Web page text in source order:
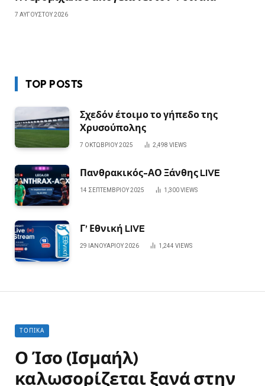
7 ΑΥΓΟΎΣΤΟΥ 2026
TOP POSTS
Σχεδόν έτοιμο το γήπεδο της
Χρυσούπολης
7 ΟΚΤΩΒΡΊΟΥ 2025 2,498 VIEWS
Πανθρακικός-ΑΟ Ξάνθης LIVE
14 ΣΕΠΤΕΜΒΡΊΟΥ 2025 1,300VIEWS
Γ’ Εθνική LIVE
29 ΙΑΝΟΥΑΡΊΟΥ 2026 1,244 VIEWS
ΤΟΠΙΚΆ
Ο Ίσο (Ισμαήλ)
καλωσορίζεται ξανά στην